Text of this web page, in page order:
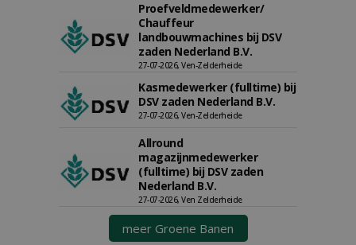
Proefveldmedewerker/
Chauffeur
landbouwmachines bij DSV
zaden Nederland B.V.
27-07-2026, Ven-Zelderheide
Kasmedewerker (fulltime) bij
DSV zaden Nederland B.V.
27-07-2026, Ven-Zelderheide
Allround
magazijnmedewerker
(fulltime) bij DSV zaden
Nederland B.V.
27-07-2026, Ven Zelderheide
meer Groene Banen